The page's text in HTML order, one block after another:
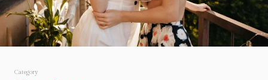
恋愛にまつわる記事Love Articles
生き方にまつわる記事
Life Articles
Category